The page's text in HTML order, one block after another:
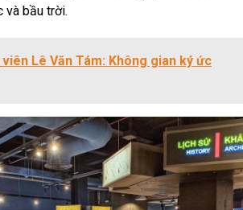
và bầu trời.
Lê Văn Tám: Không gian ký ức